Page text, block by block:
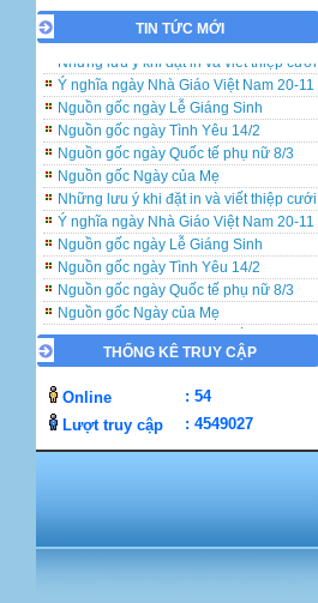
TIN TỨC MỚI
Ý nghĩa ngày Nhà Giáo Việt Nam 20-11
Nguồn gốc ngày Lễ Giáng Sinh
Nguồn gốc ngày Tình Yêu 14/2
Nguồn gốc ngày Quốc tế phụ nữ 8/3
Nguồn gốc Ngày của Mẹ
Những lưu ý khi đặt in và viết thiệp cưới
Ý nghĩa ngày Nhà Giáo Việt Nam 20-11
Nguồn gốc ngày Lễ Giáng Sinh
Nguồn gốc ngày Tình Yêu 14/2
Nguồn gốc ngày Quốc tế phụ nữ 8/3
Nguồn gốc Ngày của Mẹ
Những lưu ý khi đặt in và viết thiệp cưới
Ý nghĩa ngày Nhà Giáo Việt Nam 20-11
Nguồn gốc ngày Tình Yêu 14/2
Nguồn gốc ngày Quốc tế phụ nữ 8/3
THỐNG KÊ TRUY CẬP
Online
: 54
Lượt truy cập
: 4549027